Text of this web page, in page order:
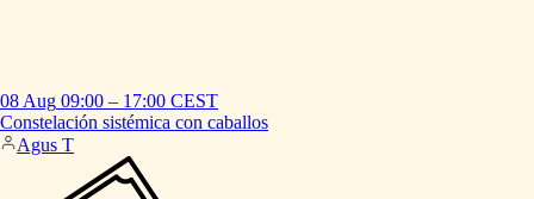
08 Aug 09:00 – 17:00 CEST
Constelación sistémica con caballos
Agus T